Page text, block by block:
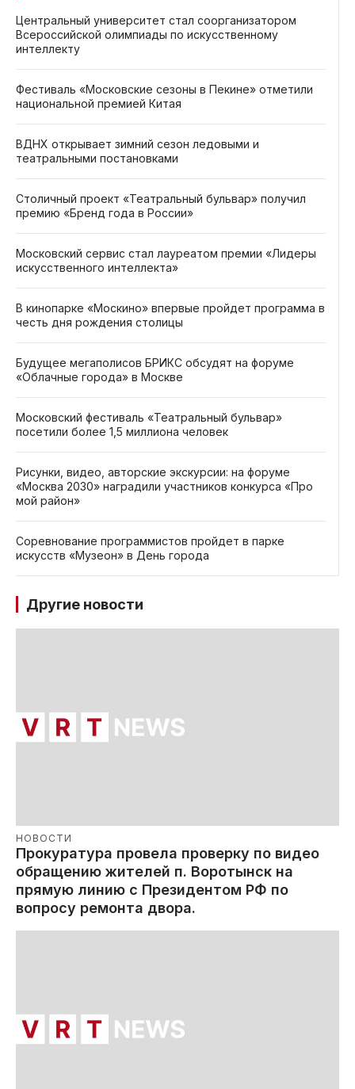
Центральный университет стал соорганизатором
Всероссийской олимпиады по искусственному
интеллекту
Фестиваль «Московские сезоны в Пекине» отметили
национальной премией Китая
ВДНХ открывает зимний сезон ледовыми и
театральными постановками
Столичный проект «Театральный бульвар» получил
премию «Бренд года в России»
Московский сервис стал лауреатом премии «Лидеры
искусственного интеллекта»
В кинопарке «Москино» впервые пройдет программа в
честь дня рождения столицы
Будущее мегаполисов БРИКС обсудят на форуме
«Облачные города» в Москве
Московский фестиваль «Театральный бульвар»
посетили более 1,5 миллиона человек
Рисунки, видео, авторские экскурсии: на форуме
«Москва 2030» наградили участников конкурса «Про
мой район»
Соревнование программистов пройдет в парке
искусств «Музеон» в День города
Другие новости
НОВОСТИ
Прокуратура провела проверку по видео
обращению жителей п. Воротынск на
прямую линию с Президентом РФ по
вопросу ремонта двора.